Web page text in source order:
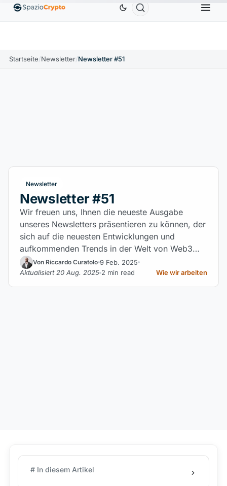
EthereumETH1.880,58 $ Tether USDT BNB
Startseite/Newsletter/Newsletter #51
Newsletter
Newsletter #51
Wir freuen uns, Ihnen die neueste Ausgabe
unseres Newsletters präsentieren zu können, der
sich auf die neuesten Entwicklungen und
aufkommenden Trends in der Welt von Web3
und Kryptowährungen konzentriert.
Von Riccardo Curatolo 9 Feb. 2025
Aktualisiert 20 Aug. 2025 2 min read Wie wir arbeiten
# In diesem Artikel